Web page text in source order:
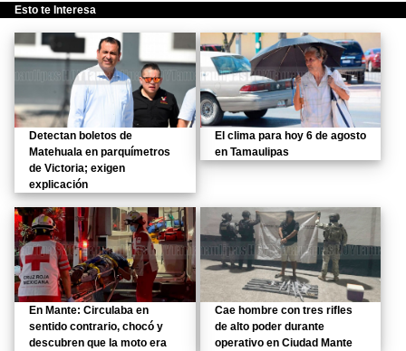
Esto te Interesa
Detectan boletos de
Matehuala en parquímetros
de Victoria; exigen
explicación
El clima para hoy 6 de agosto
en Tamaulipas
En Mante: Circulaba en
sentido contrario, chocó y
descubren que la moto era
Cae hombre con tres rifles
de alto poder durante
operativo en Ciudad Mante